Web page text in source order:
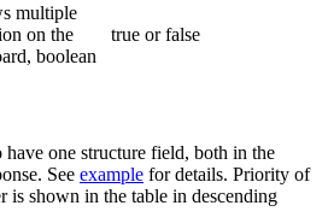
multiple
on the
boolean
true or false
one structure field, both in the
See example for details. Priority of
is shown in the table in descending